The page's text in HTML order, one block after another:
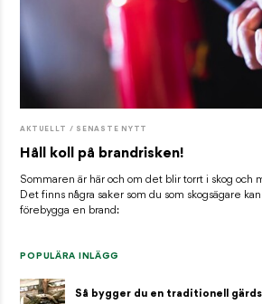
AKTUELLT / SENASTE NYTT
Håll koll på brandrisken!
Sommaren är här och om det blir torrt i skog och
Det finns några saker som du som skogsägare
förebygga en brand:
POPULÄRA INLÄGG
Så bygger du en traditionell